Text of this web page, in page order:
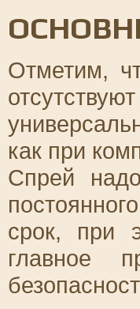
Отметим,
как при
Спрей
срок, при
главное